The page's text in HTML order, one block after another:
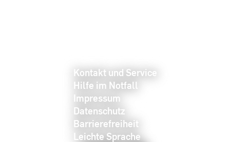
Kontakt und Service
Hilfe im Notfall
Impressum
Datenschutz
Barrierefreiheit
Leichte Sprache